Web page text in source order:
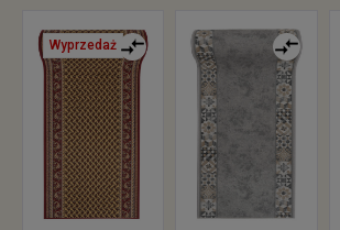
Wyprzedaż